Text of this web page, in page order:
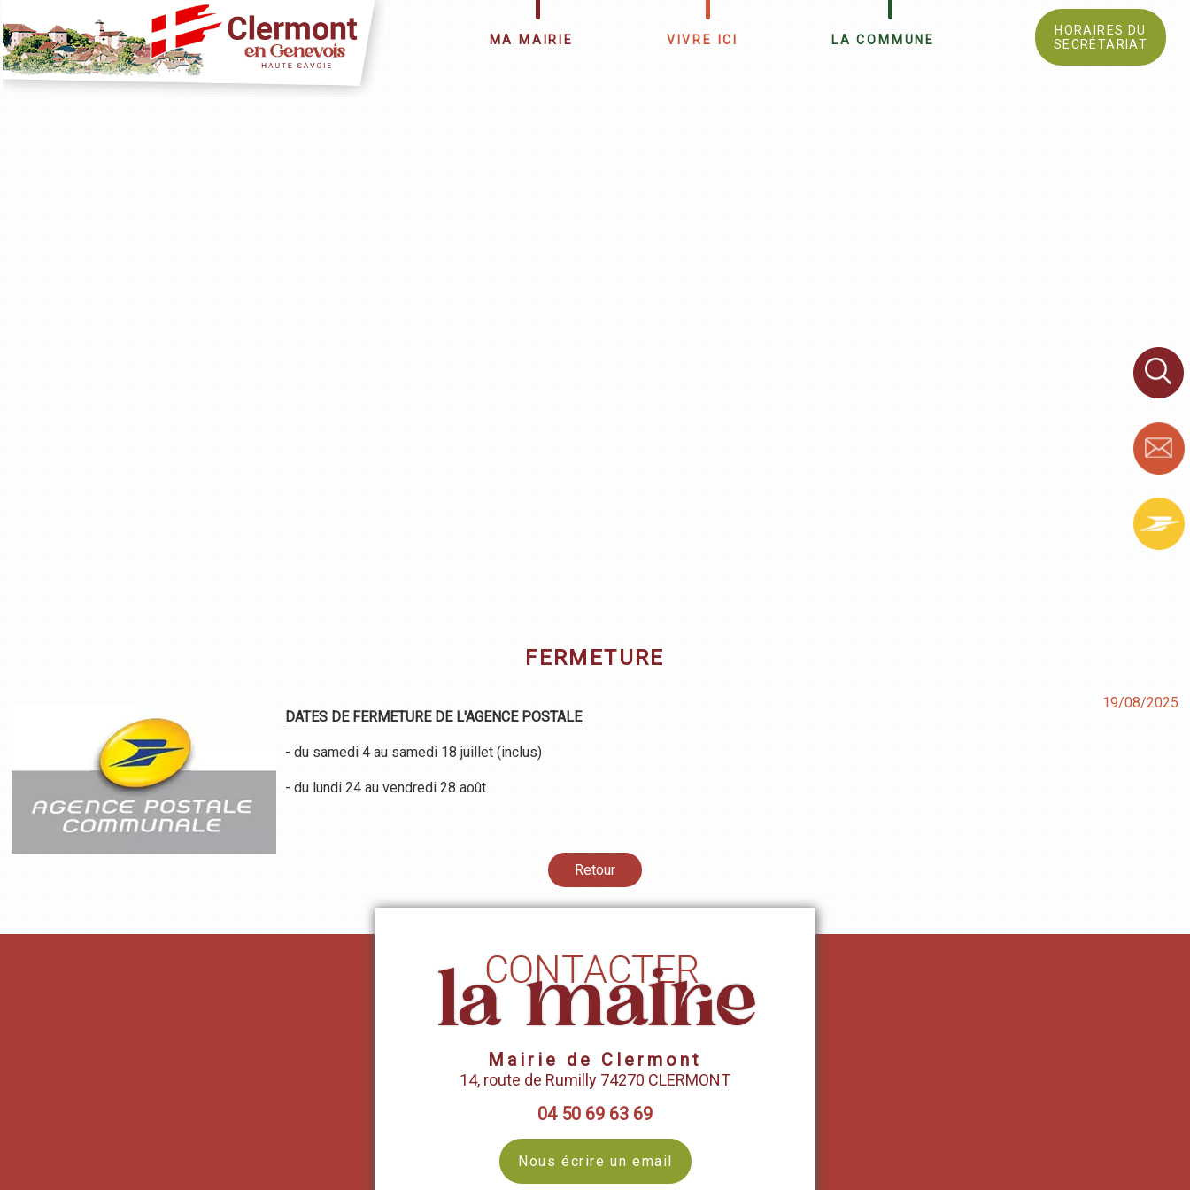
HORAIRES DU
SECRÉTARIAT
MA MAIRIE VIVRE ICI LA COMMUNE
FERMETURE
19/08/2025
DATES DE FERMETURE DE L'AGENCE POSTALE
- du samedi 4 au samedi 18 juillet (inclus)
- du lundi 24 au vendredi 28 août
Retour
Mairie de Clermont
14, route de Rumilly 74270 CLERMONT
04 50 69 63 69
Nous écrire un email